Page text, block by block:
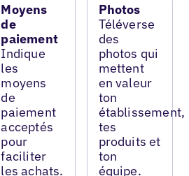
Moyens
de
paiement
Indique
les
moyens
de
paiement
acceptés
pour
faciliter
les achats.
Photos
Téléverse
des
photos qui
mettent
en valeur
ton
établissement,
tes
produits et
ton
équipe.